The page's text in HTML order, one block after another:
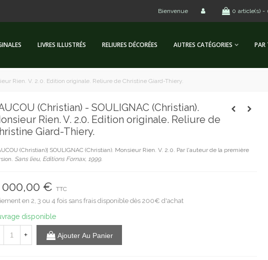
Bienvenue 0 article(s) -
LIVRES ILLUSTRÉS RELIURES DÉCORÉES AUTRES CATÉGORIES PAR
Rien. V. 2.0. Edition originale. Reliure de Christine Giard-Thiery.
(Christian) - SOULIGNAC (Christian).
Rien. V. 2.0. Edition originale. Reliure de
Giard-Thiery.
(Christian)] SOULIGNAC (Christian). Monsieur Rien. V. 2.0. Par l'auteur de la première
Sans lieu, Editions Fornax, 1999.
000,00 € TTC
en 2, 3 ou 4 fois sans frais disponible dès 200€ d'achat
disponible
+ Ajouter Au Panier